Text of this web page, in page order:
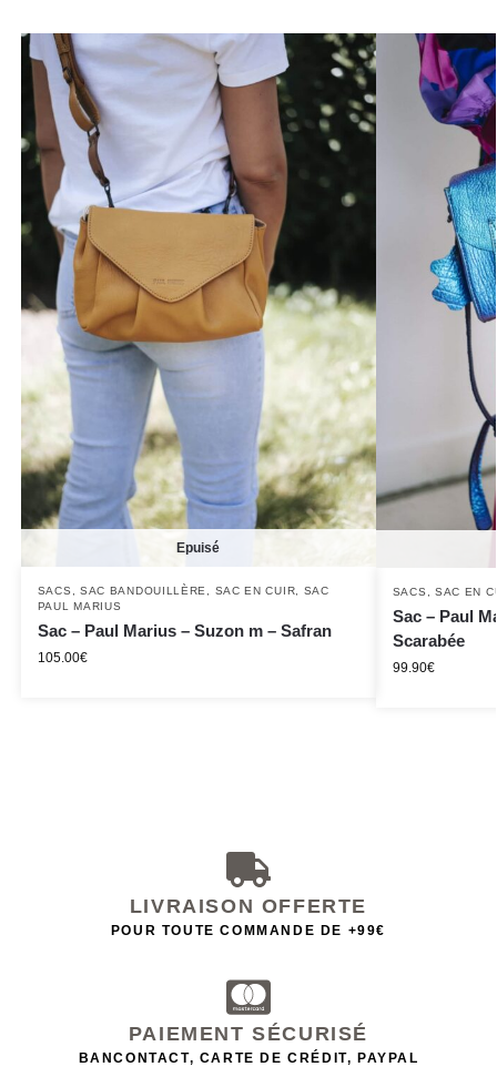
Epuisé
SACS SAC BANDOUILLÈRE SAC EN CUIR
SAC
PAUL MARIUS
Sac – Paul Marius – Suzon m – Safran
105.00€
SACS SAC EN
Sac – Paul
Scarabée
99.90€
LIVRAISON OFFERTE
POUR TOUTE COMMANDE DE +99€
PAIEMENT SÉCURISÉ
BANCONTACT, CARTE DE CRÉDIT, PAYPAL